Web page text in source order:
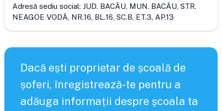
Adresă sediu social: JUD. BACĂU, MUN. BACĂU, STR.
NEAGOE VODĂ, NR.16, BL.16, SC.B, ET.3, AP.13
Dacă ești proprietar de școală de
șoferi, înregistrează-te pentru a
adăuga informații despre școala ta